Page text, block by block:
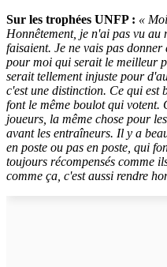
Sur les trophées UNFP : «
Honnêtement, je n'ai pas vu au
faisaient. Je ne vais pas
pour moi qui serait le meilleur
serait tellement injuste pour
c'est une distinction. Ce qui est
font le même boulot qui votent.
joueurs, la même chose pour
avant les entraîneurs. Il y a
en poste ou pas en poste, qui
toujours récompensés comme
comme ça, c'est aussi rendre